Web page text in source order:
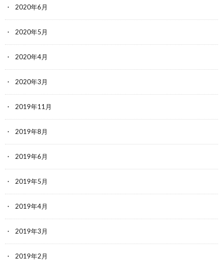
2020年6月
2020年5月
2020年4月
2020年3月
2019年11月
2019年8月
2019年6月
2019年5月
2019年4月
2019年3月
2019年2月